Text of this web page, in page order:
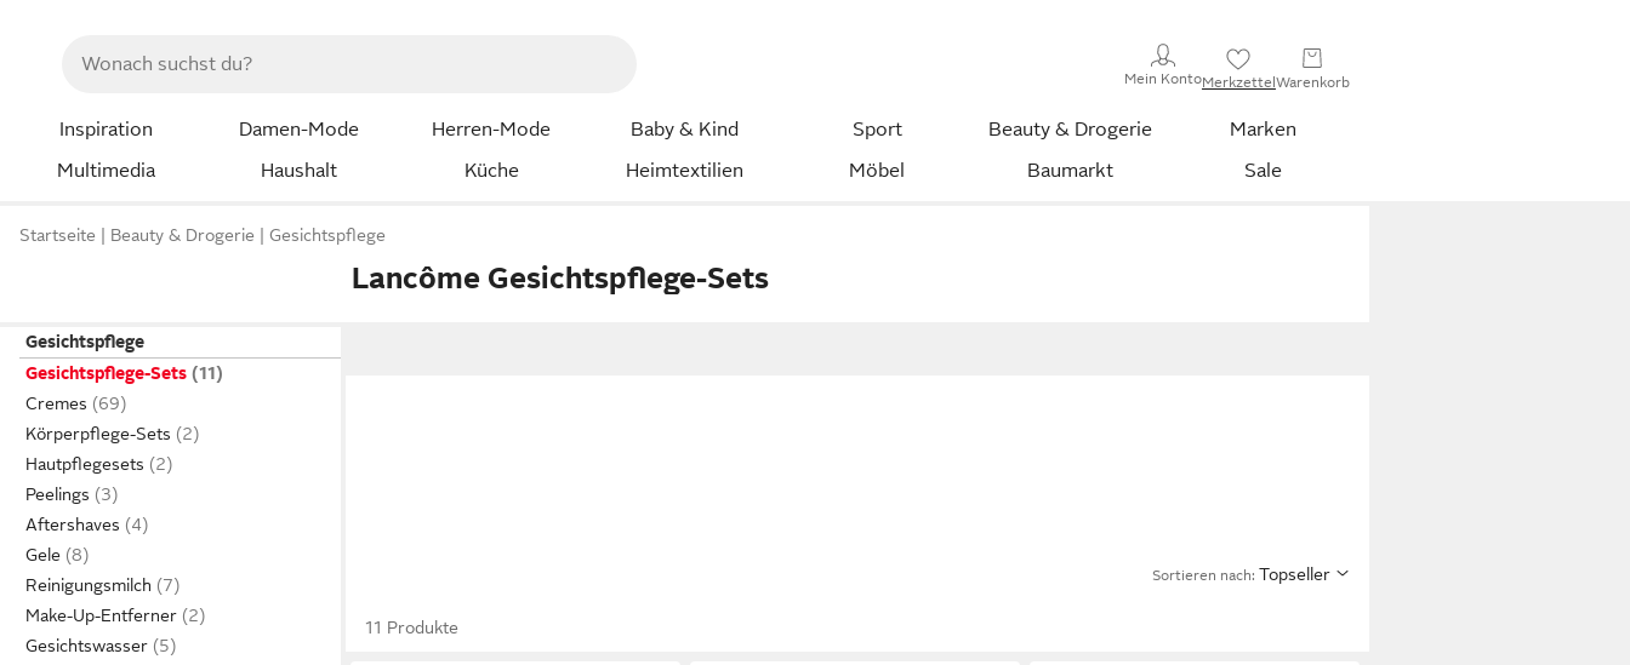
Mein KontoMerkzettelWarenkorb
Inspiration Damen-Mode Herren-Mode Baby & Kind Sport Beauty & Drogerie
Marken
Multimedia
Haushalt Küche Heimtextilien Möbel Baumarkt Sale
Startseite Beauty & Drogerie Gesichtspflege
Lancôme Gesichtspflege-Sets
Gesichtspflege
Gesichtspflege-Sets
Cremes
Körperpflege-Sets
Hautpflegesets
Peelings
Aftershaves
Gele
Reinigungsmilch
Make-Up-Entferner
Gesichtswasser
Sortieren nach: Topseller
11 Produkte